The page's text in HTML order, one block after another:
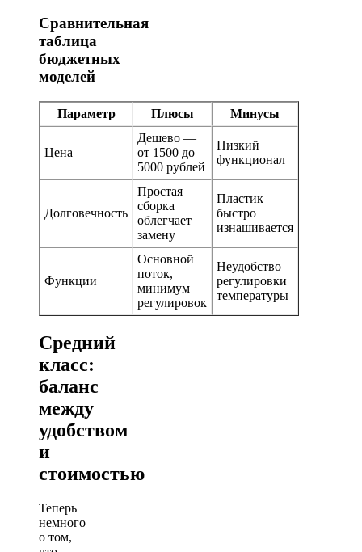
Сравнительная
таблица
бюджетных
моделей
Параметр Плюсы Минусы
Цена
Дешево —
от 1500 до
5000 рублей
Низкий
функционал
Долговечность
Простая
сборка
облегчает
замену
Пластик
быстро
изнашивается
Функции
Основной
поток,
минимум
регулировок
Неудобство
регулировки
температуры
Средний
класс:
баланс
между
удобством
и
стоимостью
Теперь
немного
о том,